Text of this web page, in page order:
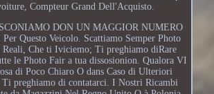
Compteur Grand Dell'Acquisto.
DON UN MAGGIOR NUMERO
Questo Veicolo. Scattiamo Semper Photo
Reali, Che ti Iviciemo; Ti preghiamo diRare
le Photo Fair a tua dissosionion. Qualora VI
di Poco Chiaro O dans Caso di Ulteriori
Ti preghiamo di contatarci. I Nostri Ricambi